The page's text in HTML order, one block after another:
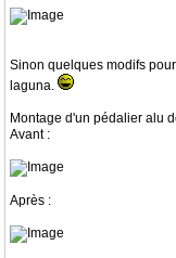
Sinon quelques modifs
laguna.
Montage d'un pédalier alu
Avant :
Après :